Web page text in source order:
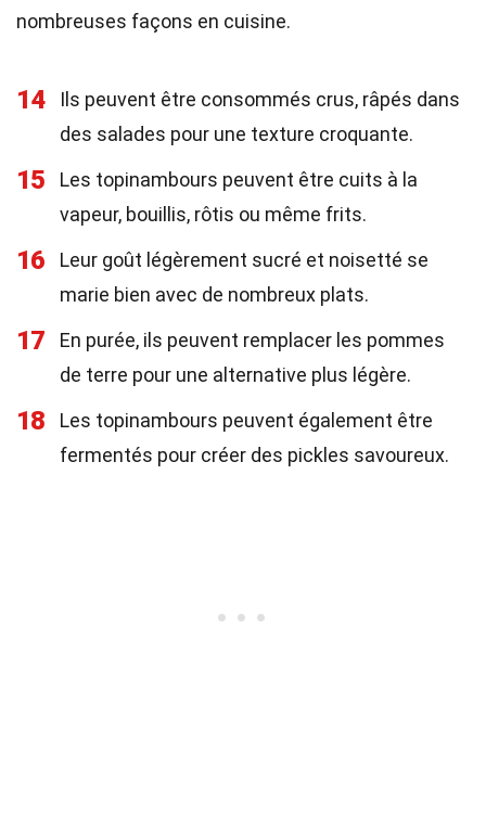
nombreuses façons en cuisine.
14
Ils peuvent être consommés crus, râpés dans
des salades pour une texture croquante.
15
Les topinambours peuvent être cuits à la
vapeur, bouillis, rôtis ou même frits.
16
Leur goût légèrement sucré et noisetté se
marie bien avec de nombreux plats.
17
En purée, ils peuvent remplacer les pommes
de terre pour une alternative plus légère.
18
Les topinambours peuvent également être
fermentés pour créer des pickles savoureux.